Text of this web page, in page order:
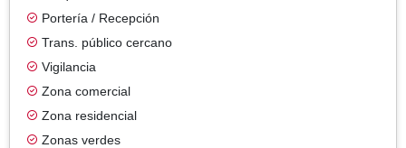
Portería / Recepción
Trans. público cercano
Vigilancia
Zona comercial
Zona residencial
Zonas verdes